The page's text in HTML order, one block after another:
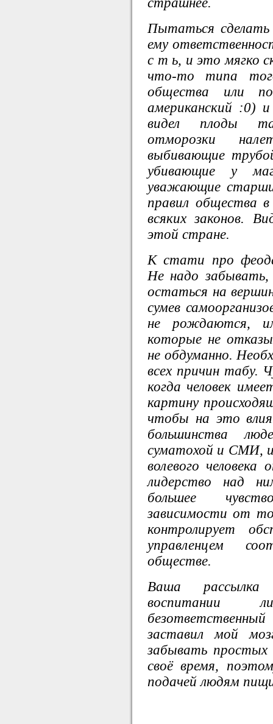
Пытаться сделать
ему
с т ь, и это мягко
что-то типа
общества или
американский :0)
видел плоды
отморозки
выбивающие
убивающие у
уважающие
правил общества
всяких законов.
этой стране.
К стати про
Не надо
остаться на
сумев
не рождаются,
которые не
не обдуманно.
всех причин табу.
когда человек
картину
чтобы на это
большинства
суматохой и СМИ, и
волевого человека
лидерство над
большее
зависимости от
контролирует
управленцем
обществе.
Ваша рассылка
воспитании
заставил мой
забывать
своё время,
подачей людям